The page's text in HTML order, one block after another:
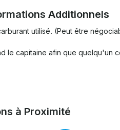
Additionnels
utilisé. (Peut être
rendu propre (pas de déchets
moins 60$ seront ajoutés.
à Proximité